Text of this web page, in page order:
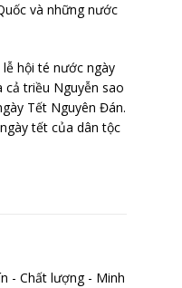
và những nước
hội té nước ngày
cả triều Nguyễn sao
Tết Nguyên Đán.
tết của dân tộc
- Chất lượng - Minh